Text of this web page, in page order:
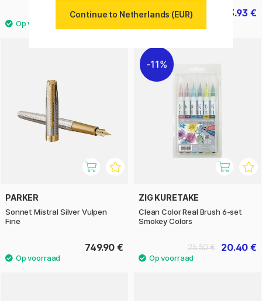
19.92 €
24.90 € 13.93 €
PARKER
Sonnet Mistral Silver Vulpen
Fine
749.90 €
11%
ZIG KURETAKE
Clean Color Real Brush 6-set
Smokey Colors
20.40 €
25.50 €
Continue to Netherlands (EUR)